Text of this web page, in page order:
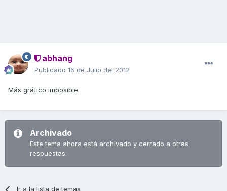
abhang
Publicado 16 de Julio del 2012
Más gráfico imposible.
Archivado
Este tema ahora está archivado y cerrado a otras
respuestas.
Ir a la lista de temas